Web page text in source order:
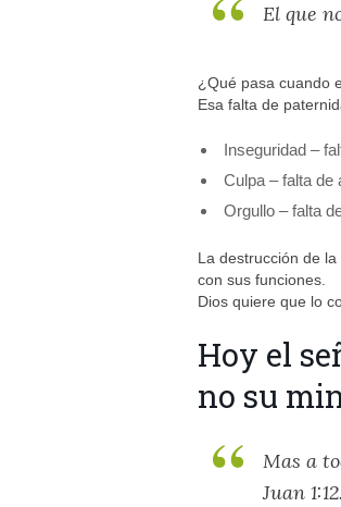
El que
¿Qué pasa cuando
Esa falta de
Inseguridad –
Culpa – falta de
Orgullo – falta
La destrucción de
con sus funciones.
Dios quiere que lo
Hoy el
no su
Mas a
Juan 1:12.